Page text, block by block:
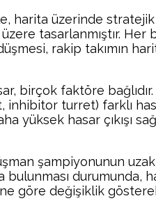
üzerinde stratejik
tasarlanmıştır.
rakip takımın
birçok faktöre
turret) farklı
yüksek hasar çıkışı
şampiyonunun
bulunması
göre değişiklik